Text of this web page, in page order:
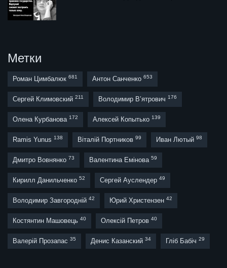
Метки
Роман Цимбалюк 681 Антон Санченко 653
Сергей Климовский 211 Володимир В’ятрович 176
Олена Курбанова 172 Алексей Копытько 139
Ramis Yunus 138 Віталій Портников 99 Иван Лютый 98
Дмитро Вовнянко 73 Валентина Емінова 59
Кирилл Данильченко 52 Сергей Ауслендер 49
Володимир Завгородній 42 Юрий Христензен 42
Костянтин Машовець 40 Олексій Петров 40
Валерій Прозапас 35 Денис Казанский 34 Гліб Бабіч 29